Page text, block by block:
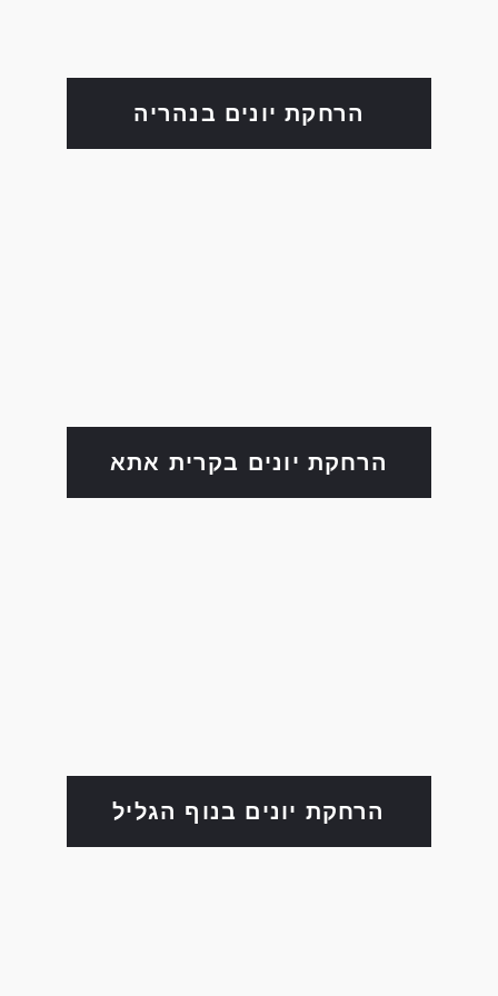
הרחקת יונים בנהריה
הרחקת יונים בקרית אתא
הרחקת יונים בנוף הגליל